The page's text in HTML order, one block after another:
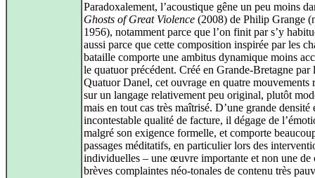
Paradoxalement, l’acoustique gêne un peu moins
Ghosts of Great Violence (2008) de Philip Grange
1956), notamment parce que l’on finit par s’y
aussi parce que cette composition inspirée par les
bataille comporte une ambitus dynamique moins
le quatuor précédent. Créé en Grande-Bretagne par
Quatuor Danel, cet ouvrage en quatre mouvements
sur un langage relativement peu original, plutôt
mais en tout cas très maîtrisé. D’une grande densité
incontestable qualité de facture, il dégage de
malgré son exigence formelle, et comporte
passages méditatifs, en particulier lors des
individuelles – une œuvre importante et non une de
brèves complaintes néo-tonales de contenu très